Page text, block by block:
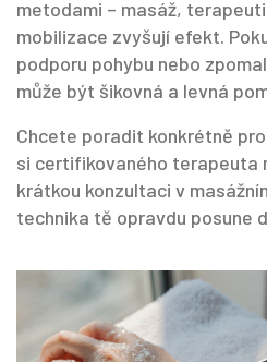
metodami – masáž,
mobilizace zvyšují efekt.
podporu pohybu nebo
může být šikovná a levná
Chcete poradit konkrétně
si certifikovaného terapeuta
krátkou konzultaci v
technika tě opravdu posune